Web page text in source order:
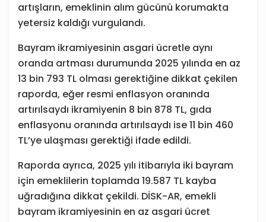
artışların, emeklinin alım gücünü korumakta
yetersiz kaldığı vurgulandı.
Bayram ikramiyesinin asgari ücretle aynı
oranda artması durumunda 2025 yılında en az
13 bin 793 TL olması gerektiğine dikkat çekilen
raporda, eğer resmi enflasyon oranında
artırılsaydı ikramiyenin 8 bin 878 TL, gıda
enflasyonu oranında artırılsaydı ise 11 bin 460
TL’ye ulaşması gerektiği ifade edildi.
Raporda ayrıca, 2025 yılı itibarıyla iki bayram
için emeklilerin toplamda 19.587 TL kayba
uğradığına dikkat çekildi. DİSK-AR, emekli
bayram ikramiyesinin en az asgari ücret